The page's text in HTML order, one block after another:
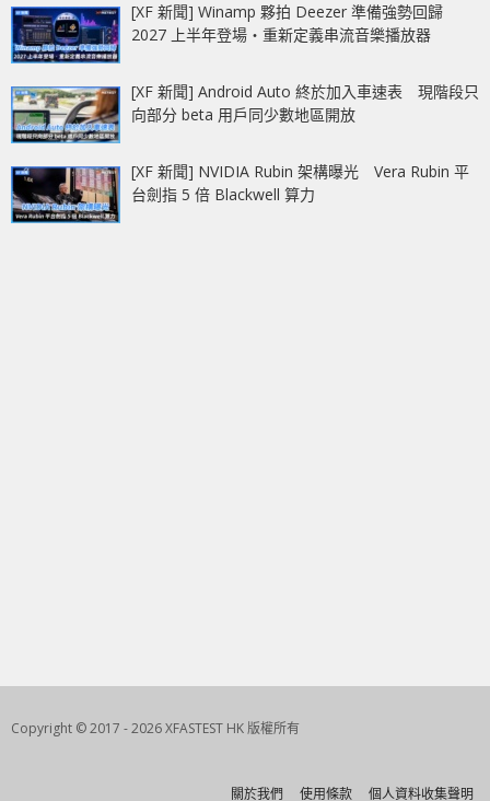
[XF 新聞] Winamp 夥拍 Deezer 準備強勢回歸
2027 上半年登場‧重新定義串流音樂播放器
[XF 新聞] Android Auto 終於加入車速表 現階段只
向部分 beta 用戶同少數地區開放
[XF 新聞] NVIDIA Rubin 架構曝光 Vera Rubin 平
台劍指 5 倍 Blackwell 算力
Copyright © 2017 - 2026 XFASTEST HK 版權所有
關於我們 使用條款 個人資料收集聲明